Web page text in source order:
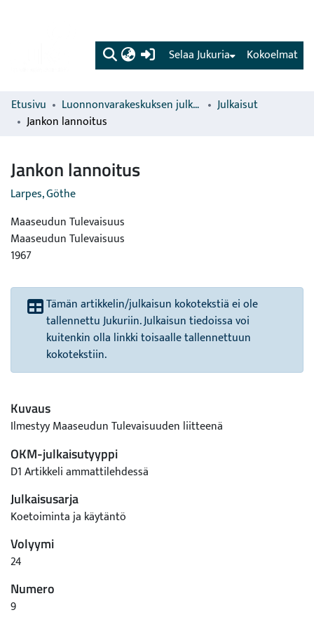
(current) Kokoelmat
Selaa Jukuria
Etusivu Luonnonvarakeskuksen julkaisut
Julkaisut
Jankon lannoitus
Jankon lannoitus
Larpes, Göthe
Maaseudun Tulevaisuus
Maaseudun Tulevaisuus
1967
Tämän artikkelin/julkaisun kokotekstiä ei ole
tallennettu Jukuriin. Julkaisun tiedoissa voi
kuitenkin olla linkki toisaalle tallennettuun
kokotekstiin.
Kuvaus
Ilmestyy Maaseudun Tulevaisuuden liitteenä
OKM-julkaisutyyppi
D1 Artikkeli ammattilehdessä
Julkaisusarja
Koetoiminta ja käytäntö
Volyymi
24
Numero
9